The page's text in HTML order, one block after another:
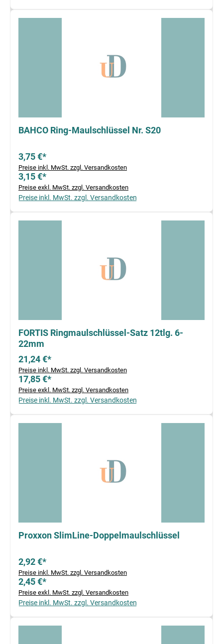
BAHCO Ring-Maulschlüssel Nr. S20
3,75 €*
Preise inkl. MwSt. zzgl. Versandkosten
3,15 €*
Preise exkl. MwSt. zzgl. Versandkosten
Preise inkl. MwSt. zzgl. Versandkosten
FORTIS Ringmaulschlüssel-Satz 12tlg. 6-
22mm
21,24 €*
Preise inkl. MwSt. zzgl. Versandkosten
17,85 €*
Preise exkl. MwSt. zzgl. Versandkosten
Preise inkl. MwSt. zzgl. Versandkosten
Proxxon SlimLine-Doppelmaulschlüssel
2,92 €*
Preise inkl. MwSt. zzgl. Versandkosten
2,45 €*
Preise exkl. MwSt. zzgl. Versandkosten
Preise inkl. MwSt. zzgl. Versandkosten